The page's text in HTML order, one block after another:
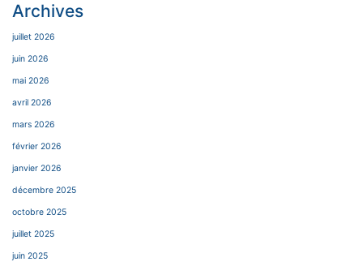
Archives
juillet 2026
juin 2026
mai 2026
avril 2026
mars 2026
février 2026
janvier 2026
décembre 2025
octobre 2025
juillet 2025
juin 2025